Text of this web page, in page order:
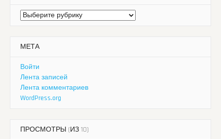
Рубрики
МЕТА
Войти
Лента записей
Лента комментариев
WordPress.org
ПРОСМОТРЫ (ИЗ 10)